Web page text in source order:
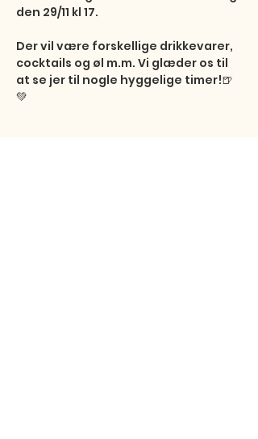
den 29/11 kl 17.
Der vil være forskellige drikkevarer,
cocktails og øl m.m. Vi glæder os til
at se jer til nogle hyggelige timer!🍺
💚